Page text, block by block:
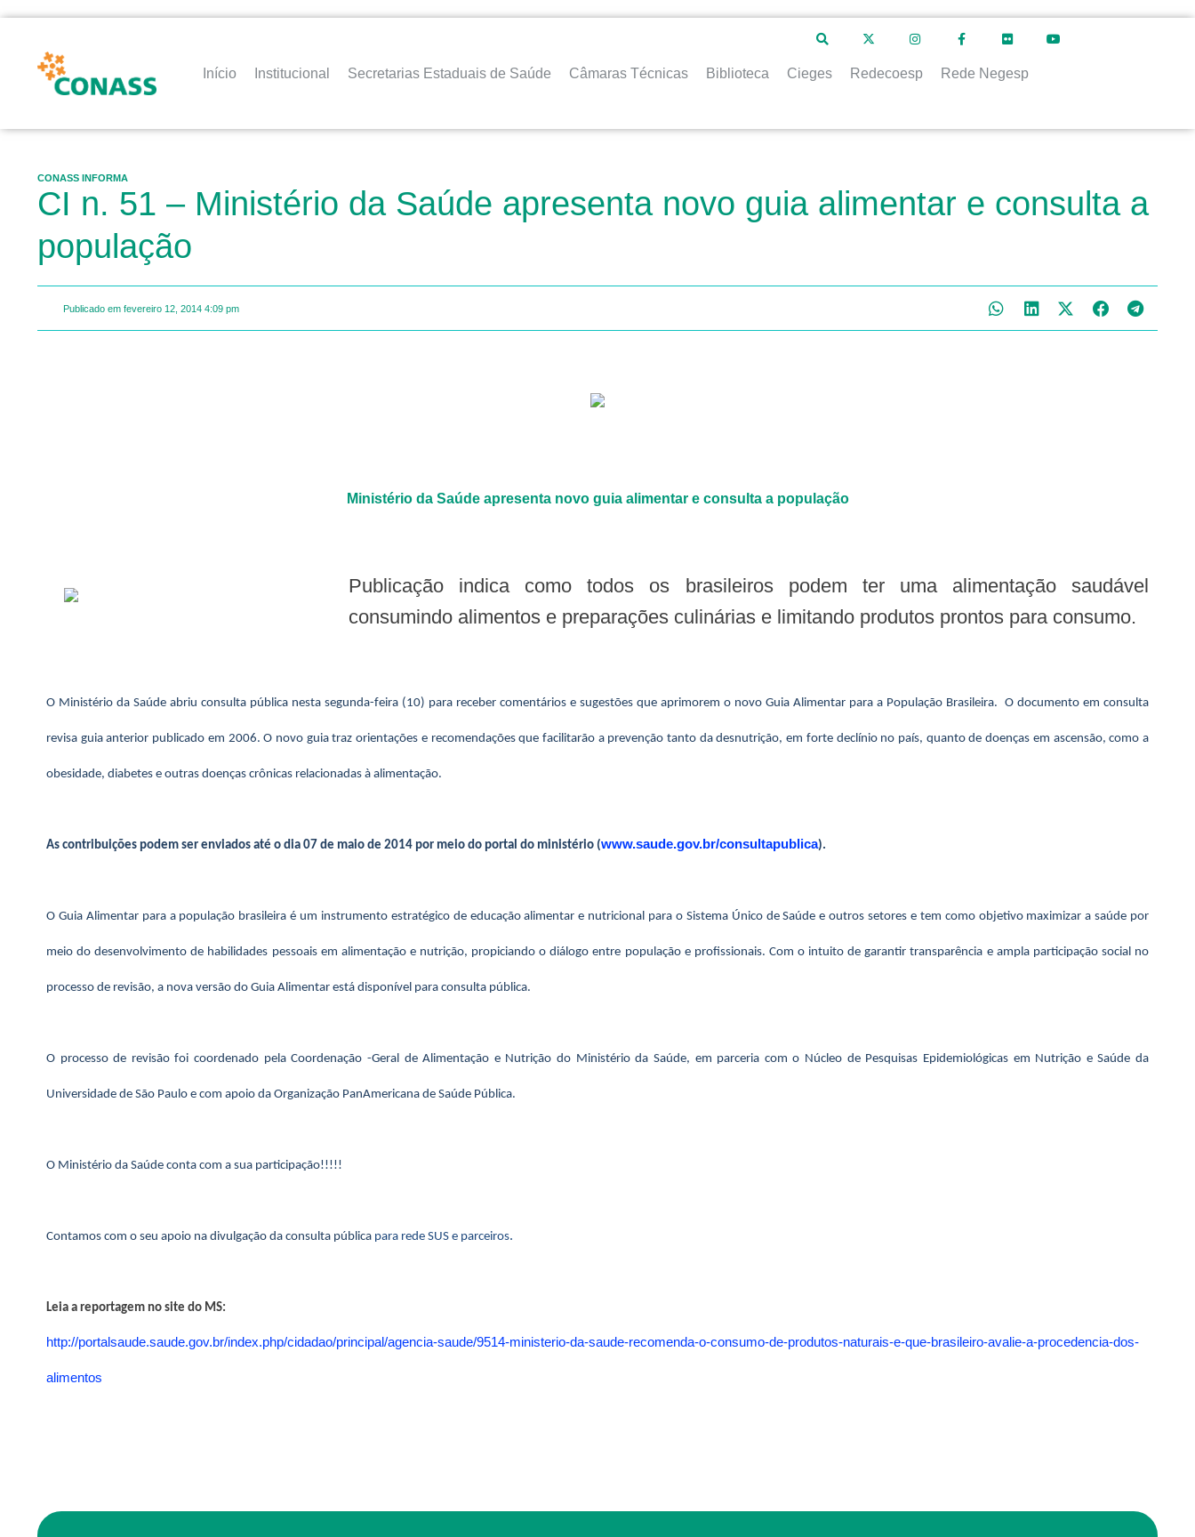
Início Institucional Secretarias Estaduais de Saúde Câmaras Técnicas Biblioteca Cieges Redecoesp Rede Negesp
CONASS INFORMA
CI n. 51 – Ministério da Saúde apresenta novo guia alimentar e consulta a
população
Publicado em fevereiro 12, 2014 4:09 pm
Ministério da Saúde apresenta novo guia alimentar e consulta a população
Publicação indica como todos os brasileiros podem ter uma alimentação saudável
consumindo alimentos e preparações culinárias e limitando produtos prontos para consumo.
O Ministério da Saúde abriu consulta pública nesta segunda-feira (10) para receber comentários e sugestões que aprimorem o novo Guia Alimentar para a População Brasileira. O documento em consulta
revisa guia anterior publicado em 2006. O novo guia traz orientações e recomendações que facilitarão a prevenção tanto da desnutrição, em forte declínio no país, quanto de doenças em ascensão, como a
obesidade, diabetes e outras doenças crônicas relacionadas à alimentação.
As contribuições podem ser enviados até o dia 07 de maio de 2014 por meio do portal do ministério (www.saude.gov.br/consultapublica).
O Guia Alimentar para a população brasileira é um instrumento estratégico de educação alimentar e nutricional para o Sistema Único de Saúde e outros setores e tem como objetivo maximizar a saúde por
meio do desenvolvimento de habilidades pessoais em alimentação e nutrição, propiciando o diálogo entre população e profissionais. Com o intuito de garantir transparência e ampla participação social no
processo de revisão, a nova versão do Guia Alimentar está disponível para consulta pública.
O processo de revisão foi coordenado pela Coordenação -Geral de Alimentação e Nutrição do Ministério da Saúde, em parceria com o Núcleo de Pesquisas Epidemiológicas em Nutrição e Saúde da
Universidade de São Paulo e com apoio da Organização PanAmericana de Saúde Pública.
O Ministério da Saúde conta com a sua participação!!!!!
Contamos com o seu apoio na divulgação da consulta pública para rede SUS e parceiros.
Leia a reportagem no site do MS:
http://portalsaude.saude.gov.br/index.php/cidadao/principal/agencia-saude/9514-ministerio-da-saude-recomenda-o-consumo-de-produtos-naturais-e-que-brasileiro-avalie-a-procedencia-dos-
alimentos